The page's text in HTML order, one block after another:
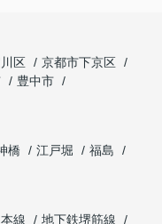
区
京都市下京区
豊中市
橋 江戸堀
福島
線
地下鉄堺筋線